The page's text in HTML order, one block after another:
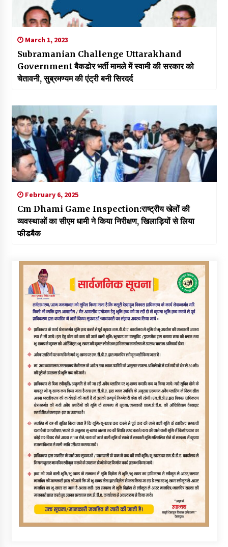
March 1, 2023
Subramanian Challenge Uttarakhand
Government बैकडोर भर्ती मामले में स्वामी की सरकार को
चेतावनी, सुब्रमण्यम की एंट्री बनी सिरदर्द
February 6, 2025
Cm Dhami Game Inspection:राष्ट्रीय खेलों की
व्यवस्थाओं का सीएम धामी ने किया निरीक्षण, खिलाड़ियों से लिया
फीडबैक